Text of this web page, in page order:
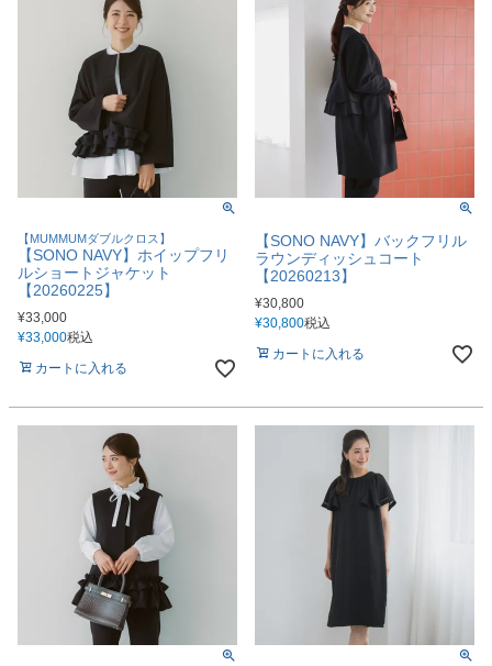
【MUMMUMダブルクロス】
【SONO NAVY】ホイップフリ
ルショートジャケット
【20260225】
¥33,000
¥33,000税込
カートに入れる
【SONO NAVY】バックフリル
ラウンディッシュコート
【20260213】
¥30,800
¥30,800税込
カートに入れる